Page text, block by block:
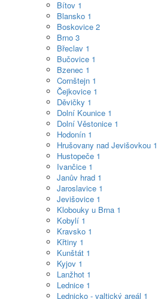
Bítov 1
Blansko 1
Boskovice 2
Brno 3
Břeclav 1
Bučovice 1
Bzenec 1
Cornštejn 1
Čejkovice 1
Děvičky 1
Dolní Kounice 1
Dolní Věstonice 1
Hodonín 1
Hrušovany nad Jevišovkou 1
Hustopeče 1
Ivančice 1
Janův hrad 1
Jaroslavice 1
Jevišovice 1
Klobouky u Brna 1
Kobylí 1
Kravsko 1
Křtiny 1
Kunštát 1
Kyjov 1
Lanžhot 1
Lednice 1
Lednicko - valtický areál 1